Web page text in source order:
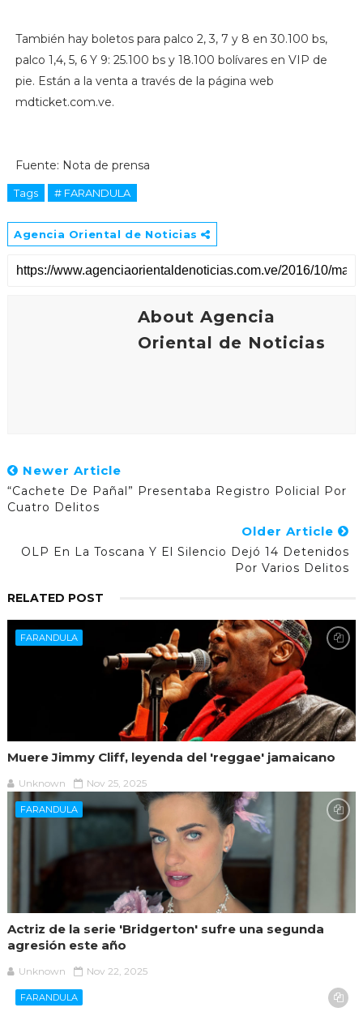
También hay boletos para palco 2, 3, 7 y 8 en 30.100 bs,
palco 1,4, 5, 6 Y 9: 25.100 bs y 18.100 bolívares en VIP de
pie. Están a la venta a través de la página web
mdticket.com.ve.
Fuente: Nota de prensa
Tags # FARANDULA
Agencia Oriental de Noticias
About Agencia
Oriental de Noticias
Newer Article
“Cachete De Pañal” Presentaba Registro Policial Por
Cuatro Delitos
Older Article
OLP En La Toscana Y El Silencio Dejó 14 Detenidos
Por Varios Delitos
RELATED POST
FARANDULA
Muere Jimmy Cliff, leyenda del 'reggae' jamaicano
Unknown Nov 25, 2025
FARANDULA
Actriz de la serie 'Bridgerton' sufre una segunda
agresión este año
Unknown Nov 22, 2025
FARANDULA